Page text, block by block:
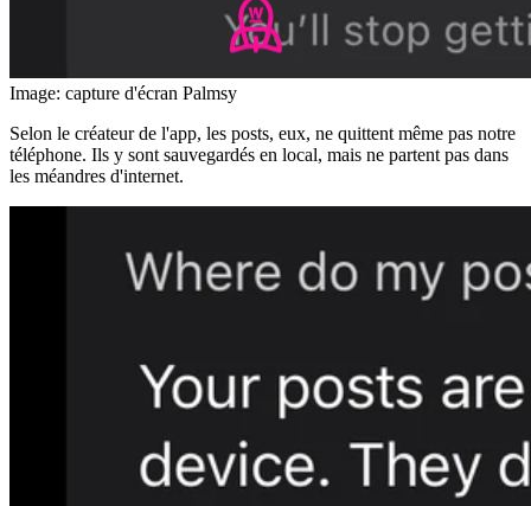
Image: capture d'écran Palmsy
Selon le créateur de l'app, les posts, eux, ne quittent même pas notre
téléphone. Ils y sont sauvegardés en local, mais ne partent pas dans
les méandres d'internet.